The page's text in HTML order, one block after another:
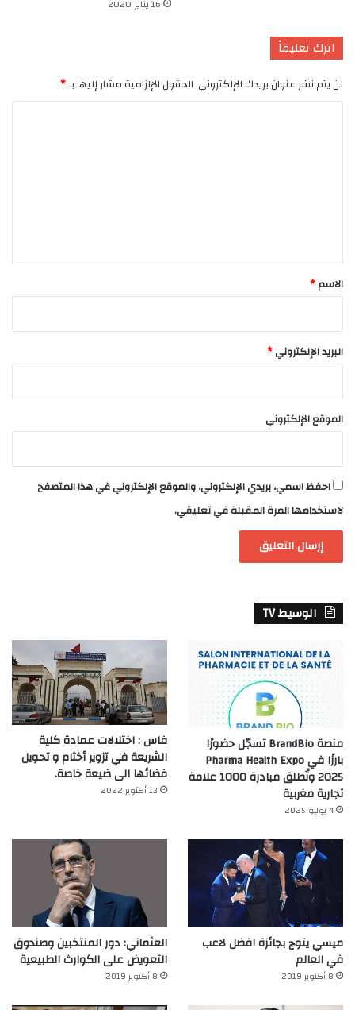
16 يناير 2020
اترك تعليقاً
لن يتم نشر عنوان بريدك الإلكتروني.الحقول الإلزامية مشار إليها بـ*
*
الاسم*
البريد الإلكتروني*
الموقع الإلكتروني
احفظ اسمي، بريدي الإلكتروني، والموقع الإلكتروني في هذا المتصفح
لاستخدامها المرة المقبلة في تعليقي.
الوسيط TV
منصة BrandBio تسجّل حضورًا
بارزًا في Pharma Health Expo
2025 وتُطلق مبادرة 1000 علامة
تجارية مغربية
4 يوليو 2025
فاس : اختلالات عمادة كلية
الشريعة في تزوير أختام و تحويل
فضائها الى ضيعة خاصة.
13 أكتوبر 2022
ميسي يتوج بجائزة افضل لاعب
في العالم‎
8 أكتوبر 2019
العثماني: دور المنتخبين وصندوق
التعويض على الكوارث الطبيعية
8 أكتوبر 2019